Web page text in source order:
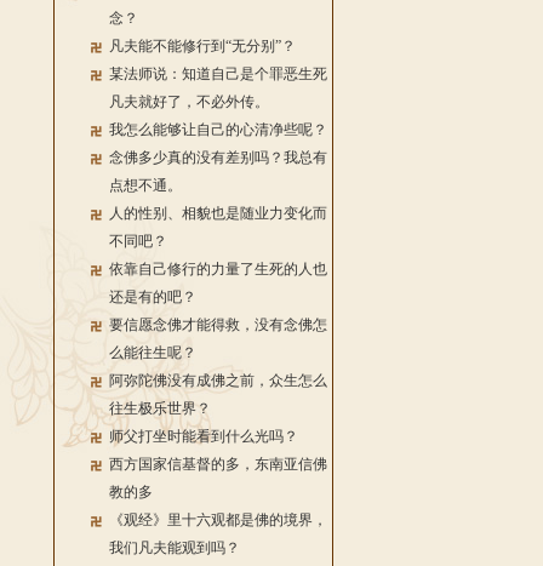
念？
凡夫能不能修行到“无分别”？
某法师说：知道自己是个罪恶生死
凡夫就好了，不必外传。
我怎么能够让自己的心清净些呢？
念佛多少真的没有差别吗？我总有
点想不通。
人的性别、相貌也是随业力变化而
不同吧？
依靠自己修行的力量了生死的人也
还是有的吧？
要信愿念佛才能得救，没有念佛怎
么能往生呢？
阿弥陀佛没有成佛之前，众生怎么
往生极乐世界？
师父打坐时能看到什么光吗？
西方国家信基督的多，东南亚信佛
教的多
《观经》里十六观都是佛的境界，
我们凡夫能观到吗？